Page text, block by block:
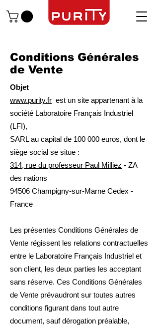
Conditions Générales
de Vente
Objet
www.purity.fr est un site appartenant à la
société Laboratoire Français Industriel
(LFI),
SARL au capital de 100 000 euros, dont le
siège social se situe :
314, rue du professeur Paul Milliez - ZA
des nations
94506 Champigny-sur-Marne Cedex -
France
Les présentes Conditions Générales de
Vente régissent les relations contractuelles
entre le Laboratoire Français Industriel et
son client, les deux parties les acceptant
sans réserve. Ces Conditions Générales
de Vente prévaudront sur toutes autres
conditions figurant dans tout autre
document, sauf dérogation préalable,